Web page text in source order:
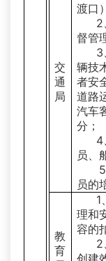
交
通
局
渡
2
督
3
辆技
者安
道路
汽车
4
员、
员的
教
育
1
理和
容的
2